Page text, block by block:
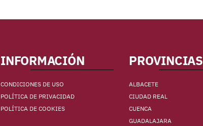
INFORMACIÓN
CONDICIONES DE USO
POLÍTICA DE PRIVACIDAD
POLÍTICA DE COOKIES
PROVINCIAS
ALBACETE
CIUDAD REAL
CUENCA
GUADALAJARA